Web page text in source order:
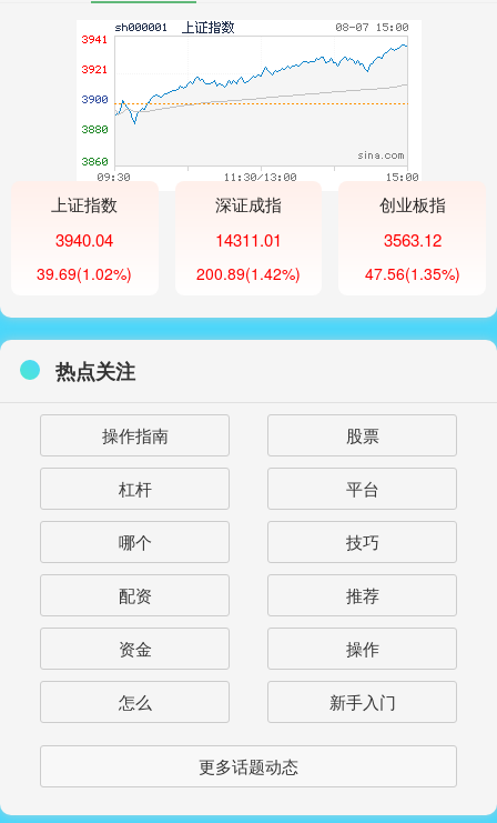
上证指数
3940.04
39.69(1.02%)
深证成指
14311.01
200.89(1.42%)
创业板指
3563.12
47.56(1.35%)
热点关注
操作指南 股票
杠杆 平台
哪个 技巧
配资 推荐
资金 操作
怎么 新手入门
更多话题动态